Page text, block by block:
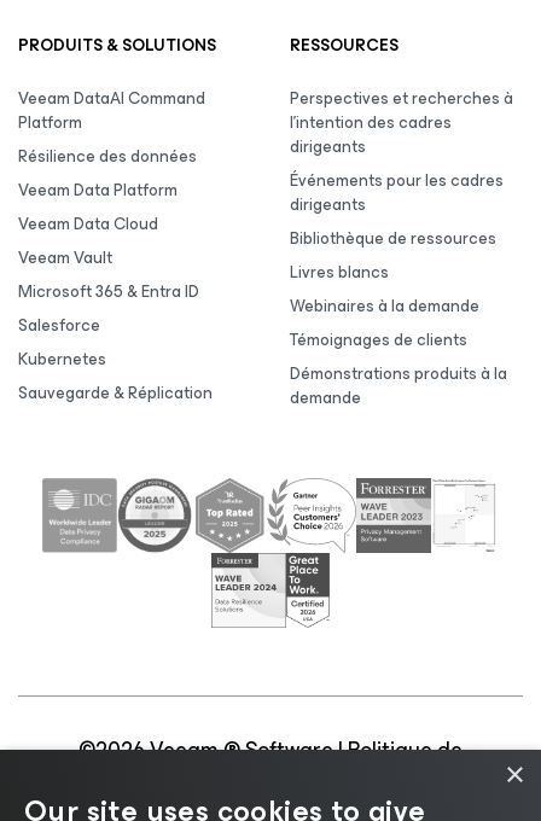
PRODUITS & SOLUTIONS
Veeam DataAI Command
Platform
Résilience des données
Veeam Data Platform
Veeam Data Cloud
Veeam Vault
Microsoft 365 & Entra ID
Salesforce
Kubernetes
Sauvegarde & Réplication
RESSOURCES
Perspectives et recherches à
l’intention des cadres
dirigeants
Événements pour les cadres
dirigeants
Bibliothèque de ressources
Livres blancs
Webinaires à la demande
Témoignages de clients
Démonstrations produits à la
demande
©2026 Veeam ® Software |Politique de
|
Secteur juridique|Politique de licences
×
Our site uses cookies to give